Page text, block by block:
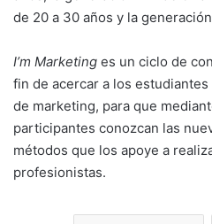
de 20 a 30 años y la generación
I’m Marketing es un ciclo de
fin de acercar a los
de marketing, para que
participantes conozcan las
métodos que los apoye a
profesionistas.